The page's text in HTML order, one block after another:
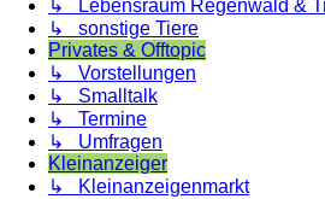
↳ Lebensraum Regenwald &
↳ sonstige Tiere
Privates & Offtopic
↳ Vorstellungen
↳ Smalltalk
↳ Termine
↳ Umfragen
Kleinanzeiger
↳ Kleinanzeigenmarkt